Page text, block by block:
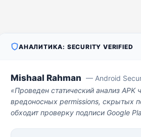
АНАЛИТИКА: SECURITY VERIFIED
Mishaal Rahman — Android
«Проведен статический анализ
вредоносных permissions, скрытых
обходит проверку подписи Google